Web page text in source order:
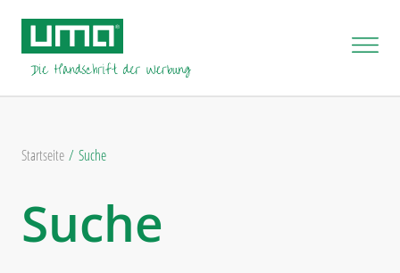
Startseite Suche
Suche